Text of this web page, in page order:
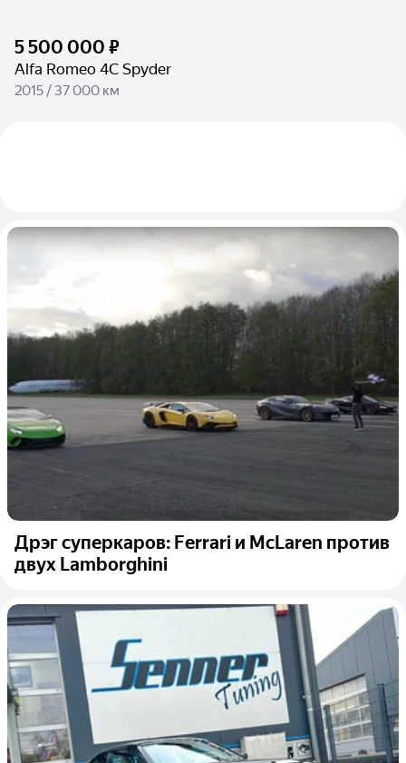
5 500 000 ₽
Alfa Romeo 4C Spyder
2015 / 37 000 км
Дрэг суперкаров: Ferrari и McLaren против
двух Lamborghini